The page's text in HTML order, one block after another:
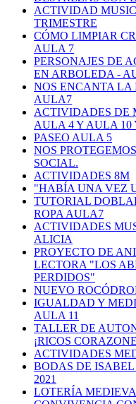
ACTIVIDAD
TRIMESTRE
CÓMO LIMPIAR
AULA 7
PERSONAJES DE
EN ARBOLEDA -
NOS ENCANTA LA
AULA7
ACTIVIDADES DE
AULA 4 Y AULA 10
PASEO AULA 5
NOS
SOCIAL.
ACTIVIDADES 8M
"HABÍA UNA VEZ
TUTORIAL
ROPA AULA7
ACTIVIDADES
ALICIA
PROYECTO DE
LECTORA "LOS
PERDIDOS"
NUEVO
IGUALDAD Y
AULA 11
TALLER DE
¡RICOS
ACTIVIDADES
BODAS DE ISABEL
2021
LOTERÍA